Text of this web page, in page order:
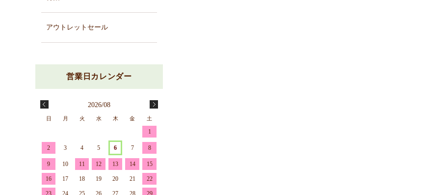
アウトレットセール
2026/08
日 月 火 水 木 金 土
1
2 3 4 5 6 7 8
9 10 11 12 13 14 15
16 17 18 19 20 21 22
23 24 25 26 27 28 29